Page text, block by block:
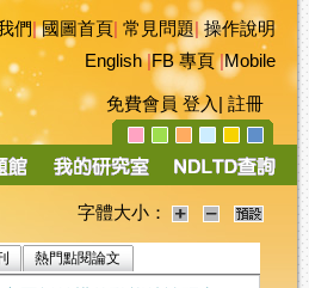
們|國圖首頁 常見問題|操作說明
English|FB 專頁|Mobile
免費會員 登入 註冊
字體大小：
熱門點閱論文